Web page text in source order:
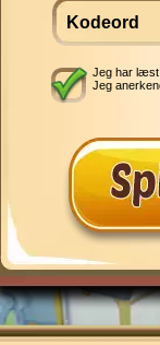
Jeg har læst
Jeg